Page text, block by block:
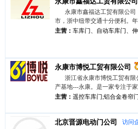
永康市鑫福达工贸有限公
市，浙中纽带交通十分便利。
主营： 车库门、自动车库门、
永康市博悦工贸有限公司
浙江省永康市博悦工贸有
产基地---永康。是一家专注于
主营： 遥控车库门;铝合金卷帘
北京晋源电动门公司
访问